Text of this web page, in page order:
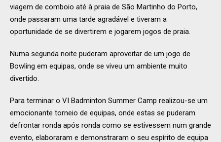
viagem de comboio até à praia de São Martinho do Porto,
onde passaram uma tarde agradável e tiveram a
oportunidade de se divertirem e jogarem jogos de praia.
Numa segunda noite puderam aproveitar de um jogo de
Bowling em equipas, onde se viveu um ambiente muito
divertido.
Para terminar o VI Badminton Summer Camp realizou-se um
emocionante torneio de equipas, onde estas se puderam
defrontar ronda após ronda como se estivessem num grande
evento, elaboraram e demonstraram o seu espírito de equipa